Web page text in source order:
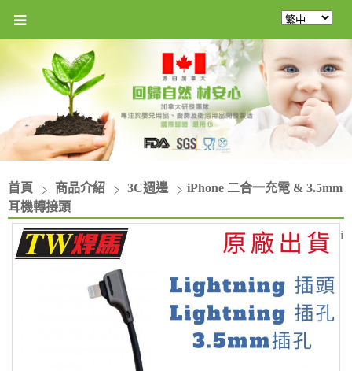
首頁 商品介紹 3C週邊
iPhone 二合一充電 & 3.5mm
耳機轉接頭
i